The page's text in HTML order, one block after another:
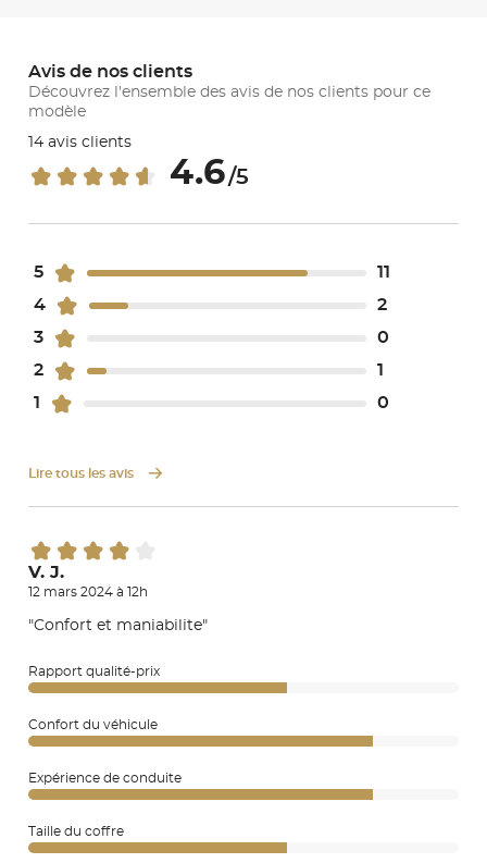
Avis de nos clients
Découvrez l'ensemble des avis de nos clients pour ce
modèle
14 avis clients
4.6/5
5
11
4
2
3
0
2
1
1
0
Lire tous les avis
V. J.
12 mars 2024 à 12h
"Confort et maniabilite"
Rapport qualité-prix
Confort du véhicule
Expérience de conduite
Taille du coffre